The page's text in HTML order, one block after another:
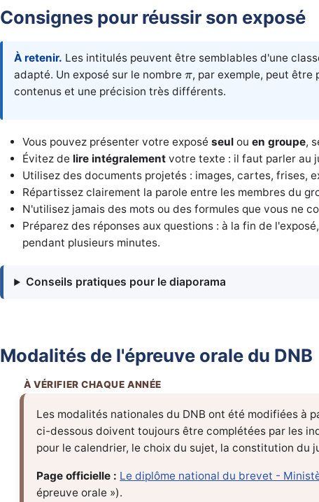
Consignes pour réussir son exposé
À retenir. Les intitulés peuvent être semblables d'une
adapté. Un exposé sur le nombreπ
π, par exemple, peut être
contenus et une précision très différents.
Vous pouvez présenter votre exposéseul ouen groupe,
Évitez de lire intégralement votre texte : il faut parler au
Utilisez des documents projetés : images, cartes, frises,
Répartissez clairement la parole entre les membres du
N'utilisez jamais des mots ou des formules que vous ne
Préparez des réponses aux questions : à la fin de
pendant plusieurs minutes.
Conseils pratiques pour le diaporama
Modalités de l'épreuve orale du DNB
Les modalités nationales du DNB ont été modifiées à
ci-dessous doivent toujours être complétées par les
pour le calendrier, le choix du sujet, la constitution du
Page officielle : Le diplôme national du brevet -
épreuve orale »).